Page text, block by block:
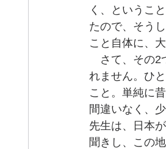
く、というこ
たので、そう
こと自体に、
さて、その2
れません。ひ
こと。単純に
間違いなく、
先生は、日本
聞きし、この